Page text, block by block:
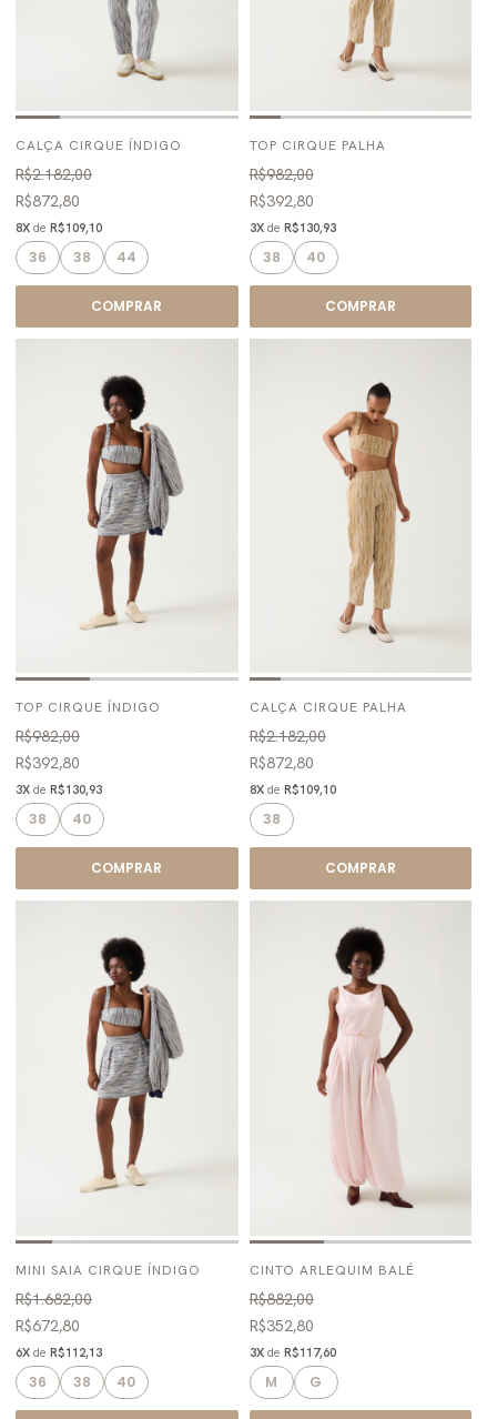
CALÇA CIRQUE ÍNDIGO
R$2.182,00
R$872,80
8X de R$109,10
36 38 44
COMPRAR
TOP CIRQUE PALHA
R$982,00
R$392,80
3X de R$130,93
38 40
COMPRAR
TOP CIRQUE ÍNDIGO
R$982,00
R$392,80
3X de R$130,93
38 40
COMPRAR
CALÇA CIRQUE PALHA
R$2.182,00
R$872,80
8X de R$109,10
38
COMPRAR
MINI SAIA CIRQUE ÍNDIGO
R$1.682,00
R$672,80
6X de R$112,13
36 38 40
CINTO ARLEQUIM BALÉ
R$882,00
R$352,80
3X de R$117,60
M G